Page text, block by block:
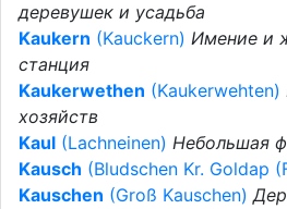
деревушек и усадьба
Kaukern (Kauckern) Имение и
станция
Kaukerwethen (Kaukerwehten)
хозяйств
Kaul (Lachneinen) Небольшая
Kausch (Bludschen Kr. Goldap
Kauschen (Groß Kauschen)